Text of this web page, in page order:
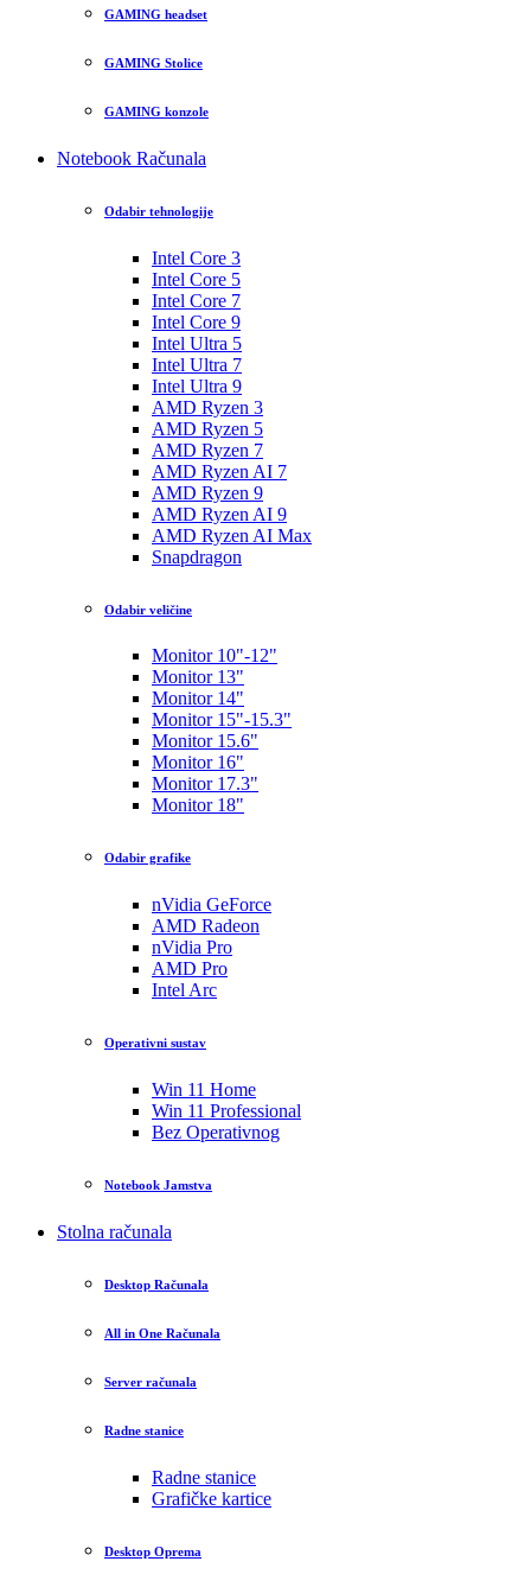
GAMING headset
GAMING Stolice
GAMING konzole
Notebook Računala
Odabir tehnologije
Intel Core 3
Intel Core 5
Intel Core 7
Intel Core 9
Intel Ultra 5
Intel Ultra 7
Intel Ultra 9
AMD Ryzen 3
AMD Ryzen 5
AMD Ryzen 7
AMD Ryzen AI 7
AMD Ryzen 9
AMD Ryzen AI 9
AMD Ryzen AI Max
Snapdragon
Odabir veličine
Monitor 10"-12"
Monitor 13"
Monitor 14"
Monitor 15"-15.3"
Monitor 15.6"
Monitor 16"
Monitor 17.3"
Monitor 18"
Odabir grafike
nVidia GeForce
AMD Radeon
nVidia Pro
AMD Pro
Intel Arc
Operativni sustav
Win 11 Home
Win 11 Professional
Bez Operativnog
Notebook Jamstva
Stolna računala
Desktop Računala
All in One Računala
Server računala
Radne stanice
Radne stanice
Grafičke kartice
Desktop Oprema